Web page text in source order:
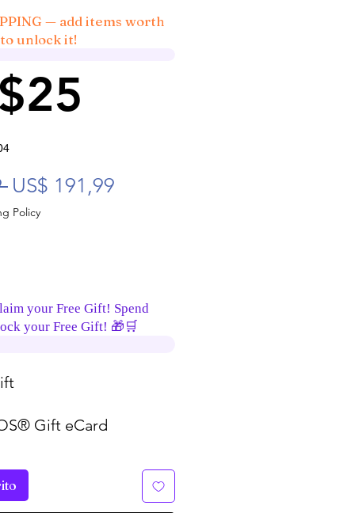
— add items worth
unlock it!
Precio
US$ 191,99
Policy
your Free Gift! Spend
your Free Gift! 🎁🛒
Gift eCard